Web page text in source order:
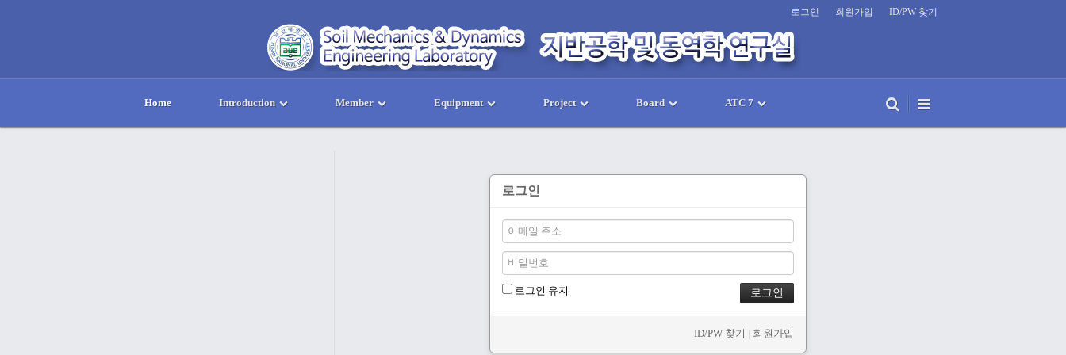
메뉴 건너뛰기
로그인 회원가입 ID/PW 찾기
Home Introduction Member Equipment Project Board ATC 7
본문시작
로그인
로그인 유지
ID/PW 찾기 | 회원가입